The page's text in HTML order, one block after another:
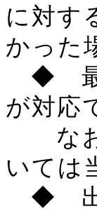
に対す
かった
◆ 最
が対応
なお
いては
◆ 出